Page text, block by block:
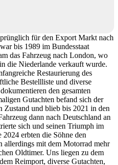
für den Export Markt nach
bis 1989 im Bundesstaat
das Fahrzeug nach London, wo
die Niederlande verkauft wurde.
Restaurierung des
Bestellliste und diverse
den gesamten
Gutachten befand sich der
Zustand und blieb bis 2021 in den
dann nach Deutschland an
sich und seinen Triumph im
erbten die Söhne den
allerdings mit dem Motorrad mehr
Oldtimer. Uns liegen zu dem
Reimport, diverse Gutachten,